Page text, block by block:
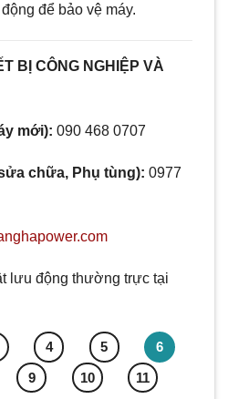
để bảo vệ máy.
BỊ CÔNG NGHIỆP VÀ
mới): 090 468 0707
chữa, Phụ tùng): 0977
lưu động thường trực tại
4 5
6
9 10 11